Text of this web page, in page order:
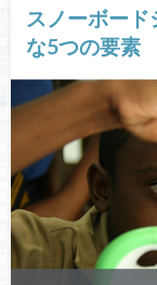
スノーボー
な5つの要素